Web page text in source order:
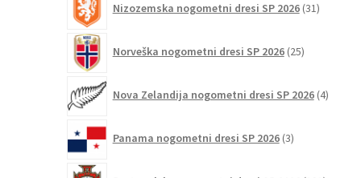
Nizozemska nogometni dresi SP 2026 31izdelkov
Norveška nogometni dresi SP 2026 25izdelkov
Nova Zelandija nogometni dresi SP 2026 4izdelki
Panama nogometni dresi SP 2026 3izdelki